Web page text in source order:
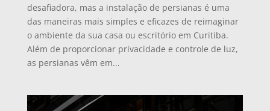
desafiadora, mas a instalação de persianas é uma
das maneiras mais simples e eficazes de reimaginar
o ambiente da sua casa ou escritório em Curitiba.
Além de proporcionar privacidade e controle de luz,
as persianas vêm em...